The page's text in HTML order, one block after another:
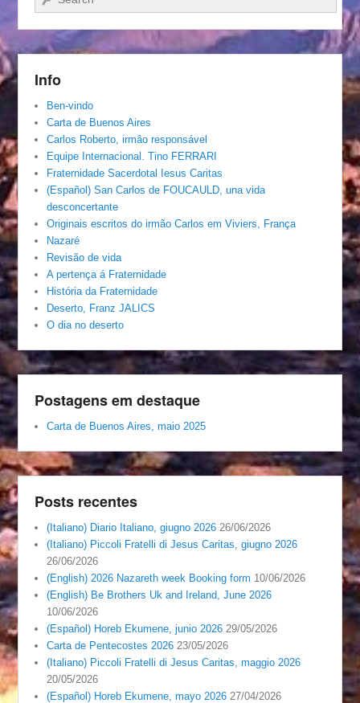
Info
Ben-vindo
Carta de Buenos Aires
Carlos Roberto, irmâo responsável
Equipe Internacional. Tino FERRARI
Fraternidade Sacerdotal Iesus Caritas
(Español) San Carlos de FOUCAULD, una vida
desconcertante
Originais escritos do irmão Carlos em Viviers, França
Nazaré
Revisão de vida
A pertença á Fraternidade
História da Fraternidade
Deserto, Franz JALICS
O dia no deserto
Postagens em destaque
Carta de Buenos Aires, maio 2025
Posts recentes
(Italiano) Diario Italiano, giugno 2026 26/06/2026
(Italiano) Piccoli Fratelli di Jesus Caritas, giugno 2026
26/06/2026
(English) 2026 Nazareth week Booking form 10/06/2026
(English) Be Brothers Uk and Ireland, June 2026
10/06/2026
(Español) Horeb Ekumene, junio 2026 29/05/2026
Carta de Pentecostes 2026 23/05/2026
(Italiano) Piccoli Fratelli di Jesus Caritas, maggio 2026
20/05/2026
(Español) Horeb Ekumene, mayo 2026 27/04/2026